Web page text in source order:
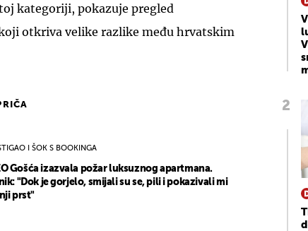
kategoriji, pokazuje pregled
otkriva velike razlike među hrvatskim
I ŠOK S BOOKINGA
Gošća izazvala požar luksuznog apartmana.
"Dok je gorjelo, smijali su se, pili i pokazivali mi
prst"